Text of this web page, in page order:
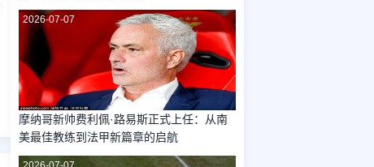
2026-07-07
摩纳哥新帅费利佩·路易斯正式上任：从南
美最佳教练到法甲新篇章的启航